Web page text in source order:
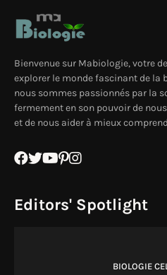
Bienvenue sur Mabiologie, votre
explorer le monde fascinant de la
nous sommes passionnés par la
fermement en son pouvoir de
et de nous aider à mieux
Editors' Spotlight
BIOLOGIE